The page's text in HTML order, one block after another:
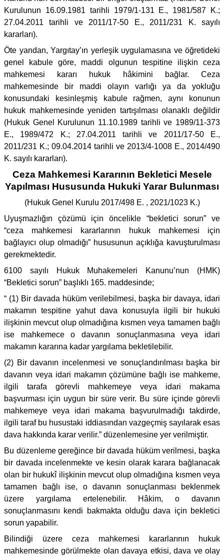
Kurulunun 16.09.1981 tarihli 1979/1-131 E., 1981/587 K.;
27.04.2011 tarihli ve 2011/17-50 E., 2011/231 K. sayılı
kararları).
Öte yandan, Yargıtay’ın yerleşik uygulamasına ve öğretideki
genel kabule göre, maddi olgunun tespitine ilişkin ceza
mahkemesi kararı hukuk hâkimini bağlar. Ceza
mahkemesinde bir maddi olayın varlığı ya da yokluğu
konusundaki kesinleşmiş kabule rağmen, aynı konunun
hukuk mahkemesinde yeniden tartışılması olanaklı değildir
(Hukuk Genel Kurulunun 11.10.1989 tarihli ve 1989/11-373
E., 1989/472 K.; 27.04.2011 tarihli ve 2011/17-50 E.,
2011/231 K.; 09.04.2014 tarihli ve 2013/4-1008 E., 2014/490
K. sayılı kararları).
Ceza Mahkemesi Kararının Bekletici Mesele
Yapılması Hususunda Hukuki Yarar Bulunması
(Hukuk Genel Kurulu 2017/498 E. , 2021/1023 K.)
Uyuşmazlığın çözümü için öncelikle “bekletici sorun” ve
“ceza mahkemesi kararlarının hukuk mahkemesi için
bağlayıcı olup olmadığı” hususunun açıklığa kavuşturulması
gerekmektedir.
6100 sayılı Hukuk Muhakemeleri Kanunu’nun (HMK)
“Bekletici sorun” başlıklı 165. maddesinde;
“ (1) Bir davada hüküm verilebilmesi, başka bir davaya, idari
makamın tespitine yahut dava konusuyla ilgili bir hukuki
ilişkinin mevcut olup olmadığına kısmen veya tamamen bağlı
ise mahkemece o davanın sonuçlanmasına veya idari
makamın kararına kadar yargılama bekletilebilir.
(2) Bir davanın incelenmesi ve sonuçlandırılması başka bir
davanın veya idari makamın çözümüne bağlı ise mahkeme,
ilgili tarafa görevli mahkemeye veya idari makama
başvurması için uygun bir süre verir. Bu süre içinde görevli
mahkemeye veya idari makama başvurulmadığı takdirde,
ilgili taraf bu husustaki iddiasından vazgeçmiş sayılarak esas
dava hakkında karar verilir.” düzenlemesine yer verilmiştir.
Bu düzenleme gereğince bir davada hüküm verilmesi, başka
bir davada incelenmekte ve kesin olarak karara bağlanacak
olan bir hukukî ilişkinin mevcut olup olmadığına kısmen veya
tamamen bağlı ise, o davanın sonuçlanması beklenmek
üzere yargılama ertelenebilir. Hâkim, o davanın
sonuçlanmasını kendi bakmakta olduğu dava için bekletici
sorun yapabilir.
Bilindiği üzere ceza mahkemesi kararlarının hukuk
mahkemesinde görülmekte olan davaya etkisi, dava ve olay